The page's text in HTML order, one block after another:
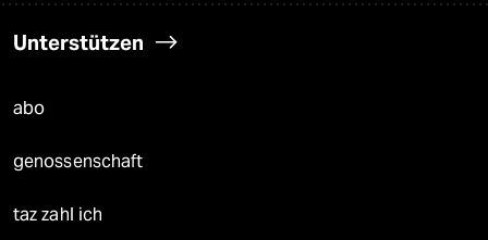
Unterstützen
abo
genossenschaft
taz zahl ich